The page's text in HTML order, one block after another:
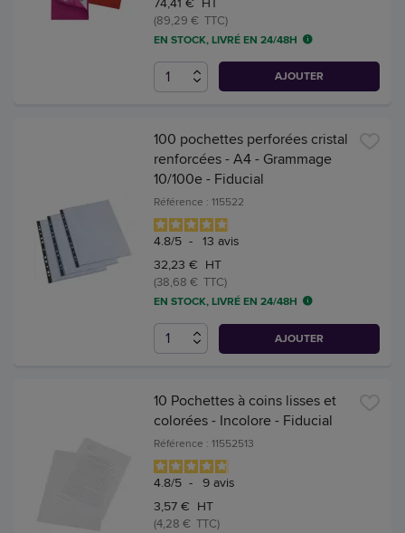
(89,29 € TTC)
EN STOCK, LIVRÉ EN 24/48H
AJOUTER
100 pochettes perforées cristal
renforcées - A4 - Grammage
10/100e - Fiducial
Référence : 115522
4.8/5 - 13 avis
32,23 € HT
(38,68 € TTC)
EN STOCK, LIVRÉ EN 24/48H
AJOUTER
10 Pochettes à coins lisses et
colorées - Incolore - Fiducial
Référence : 11552513
4.8/5 - 9 avis
3,57 € HT
(4,28 € TTC)